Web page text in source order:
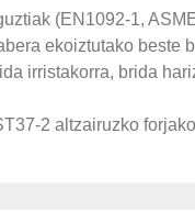
(EN1092-1,
ekoiztutako beste
irristakorra, brida
2 altzairuzko